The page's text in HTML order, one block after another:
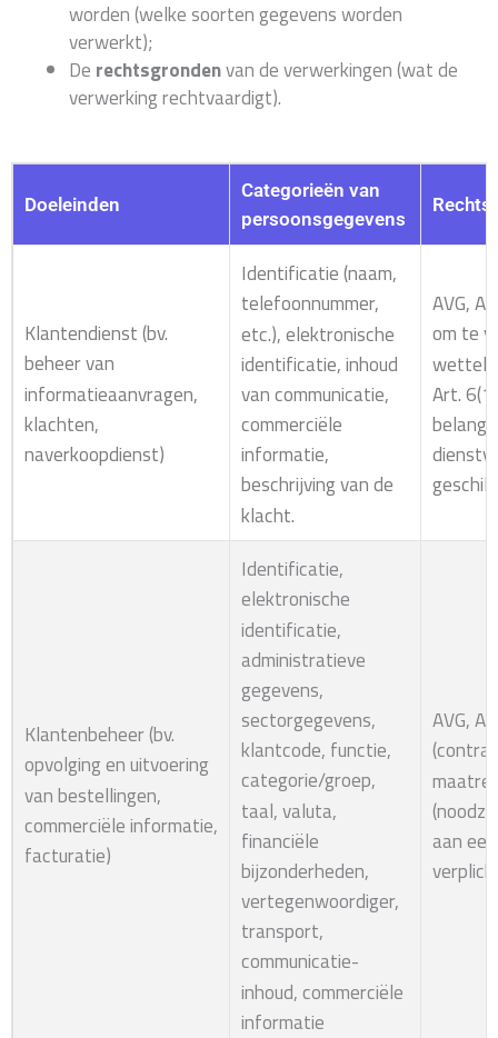
worden (welke soorten gegevens worden
verwerkt);
De rechtsgrondenvan de verwerkingen (wat de
verwerking rechtvaardigt).
Doeleinden
Categorieën van
persoonsgegevens
Klantendienst (bv.
beheer van
informatieaanvragen,
klachten,
naverkoopdienst)
Identificatie (naam,
telefoonnummer,
etc.), elektronische
identificatie, inhoud
van communicatie,
commerciële
informatie,
beschrijving van de
klacht.
AVG,
om te
Art.
Klantenbeheer (bv.
opvolging en uitvoering
van bestellingen,
commerciële informatie,
facturatie)
Identificatie,
elektronische
identificatie,
administratieve
gegevens,
sectorgegevens,
klantcode, functie,
categorie/groep,
taal, valuta,
financiële
bijzonderheden,
vertegenwoordiger,
transport,
communicatie-
inhoud, commerciële
informatie
AVG,
aan